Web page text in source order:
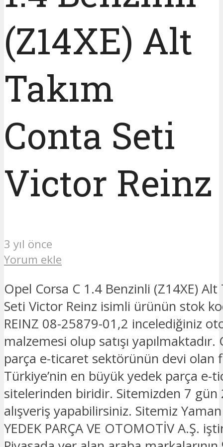
(Z14XE) Alt
Takım
Conta Seti
Victor Reinz
3 yıl önce
Yorum ekle
Opel Corsa C 1.4 Benzinli (Z14XE) Alt
Seti Victor Reinz isimli ürünün stok
REINZ 08-25879-01,2 incelediğiniz
malzemesi olup satışı
parça e-ticaret sektörünün devi olan
Türkiye’nin en büyük yedek parça e-
sitelerinden biridir. Sitemizden 7 gün
alışveriş yapabilirsiniz. Sitemiz
YEDEK PARÇA VE OTOMOTİV A.Ş.